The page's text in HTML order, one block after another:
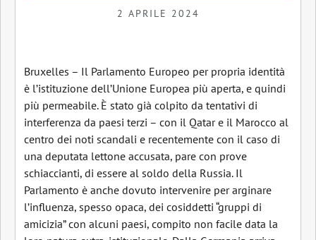
2 APRILE 2024
Bruxelles – Il Parlamento Europeo per propria identità
è l’istituzione dell’Unione Europea più aperta, e quindi
più permeabile. È stato già colpito da tentativi di
interferenza da paesi terzi – con il Qatar e il Marocco al
centro dei noti scandali e recentemente con il caso di
una deputata lettone accusata, pare con prove
schiaccianti, di essere al soldo della Russia. Il
Parlamento è anche dovuto intervenire per arginare
l’influenza, spesso opaca, dei cosiddetti “gruppi di
amicizia” con alcuni paesi, compito non facile data la